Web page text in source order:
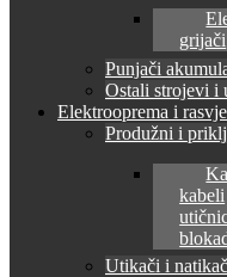
grijači
Punjači
Ostali strojevi i
Elektrooprema i
Produžni i
kabeli
Utikači i